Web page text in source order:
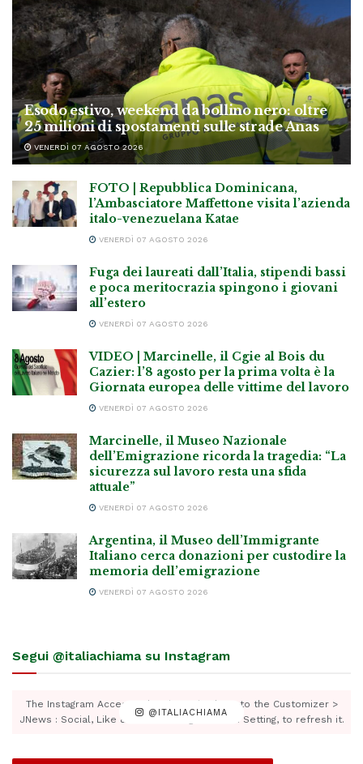
Esodo estivo, weekend da bollino nero: oltre
25 milioni di spostamenti sulle strade Anas
VENERDÌ 07 AGOSTO 2026
FOTO | Repubblica Dominicana,
l’Ambasciatore Maffettone visita l’azienda
italo-venezuelana Katae
VENERDÌ 07 AGOSTO 2026
Fuga dei laureati dall’Italia, stipendi bassi
e poca meritocrazia spingono i giovani
all’estero
VENERDÌ 07 AGOSTO 2026
VIDEO | Marcinelle, il Cgie al Bois du
Cazier: l’8 agosto per la prima volta è la
Giornata europea delle vittime del lavoro
VENERDÌ 07 AGOSTO 2026
Marcinelle, il Museo Nazionale
dell’Emigrazione ricorda la tragedia: “La
sicurezza sul lavoro resta una sfida
attuale”
VENERDÌ 07 AGOSTO 2026
Argentina, il Museo dell’Immigrante
Italiano cerca donazioni per custodire la
memoria dell’emigrazione
VENERDÌ 07 AGOSTO 2026
Segui @italiachiama su Instagram
@ITALIACHIAMA
The Instagram Access Token is expired, Go to the Customizer >
JNews : Social, Like & View > Instagram Feed Setting, to refresh it.